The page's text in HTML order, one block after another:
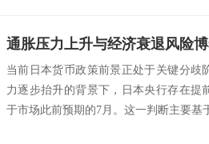
当前日本货币政策前景正处于关键分歧
力逐步抬升的背景下，日本央行存在提
于市场此前预期的7月。这一判断主要基